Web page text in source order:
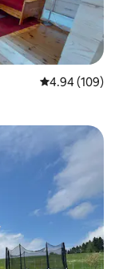
レビュー109
4.94 (109)